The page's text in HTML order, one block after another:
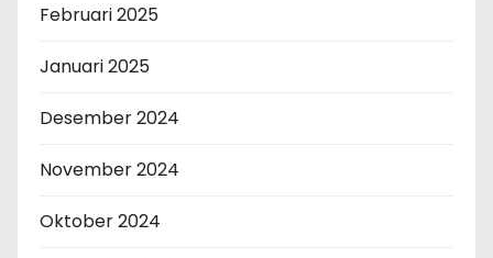
Februari 2025
Januari 2025
Desember 2024
November 2024
Oktober 2024